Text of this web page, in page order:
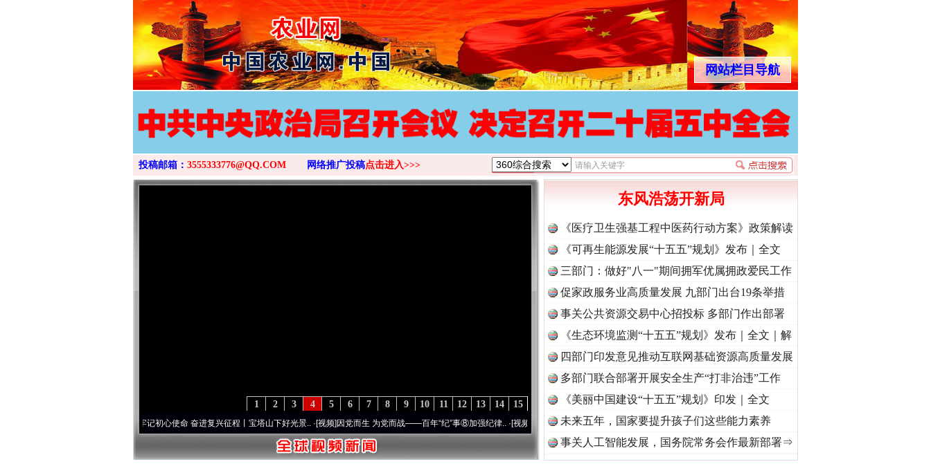
>
网站栏目导航
投稿邮箱： 3555333776@QQ.COM 网络推广投稿点击进入>>>
15
14
13
12
11
10
9
8
7
6
5
4
3
2
1
牢记初心使命 奋进复兴征程丨宝塔山下好光景..·[视频]因党而生 为党而战——百年“纪”事⑧加强纪律..·[视频]牢记初心使命 奋进复兴征程丨“转折之城”激荡..·[视频]牢记初心使命 奋进复兴征程丨红船起航处 潮起..
东风浩荡开新局
《医疗卫生强基工程中医药行动方案》政策解读
《可再生能源发展“十五五”规划》发布｜全文
三部门：做好"八一"期间拥军优属拥政爱民工作
促家政服务业高质量发展 九部门出台19条举措
事关公共资源交易中心招投标 多部门作出部署
《生态环境监测“十五五”规划》发布｜全文｜解
读
四部门印发意见推动互联网基础资源高质量发展
多部门联合部署开展安全生产“打非治违”工作
《美丽中国建设“十五五”规划》印发｜全文
未来五年，国家要提升孩子们这些能力素养
事关人工智能发展，国务院常务会作最新部署⇒